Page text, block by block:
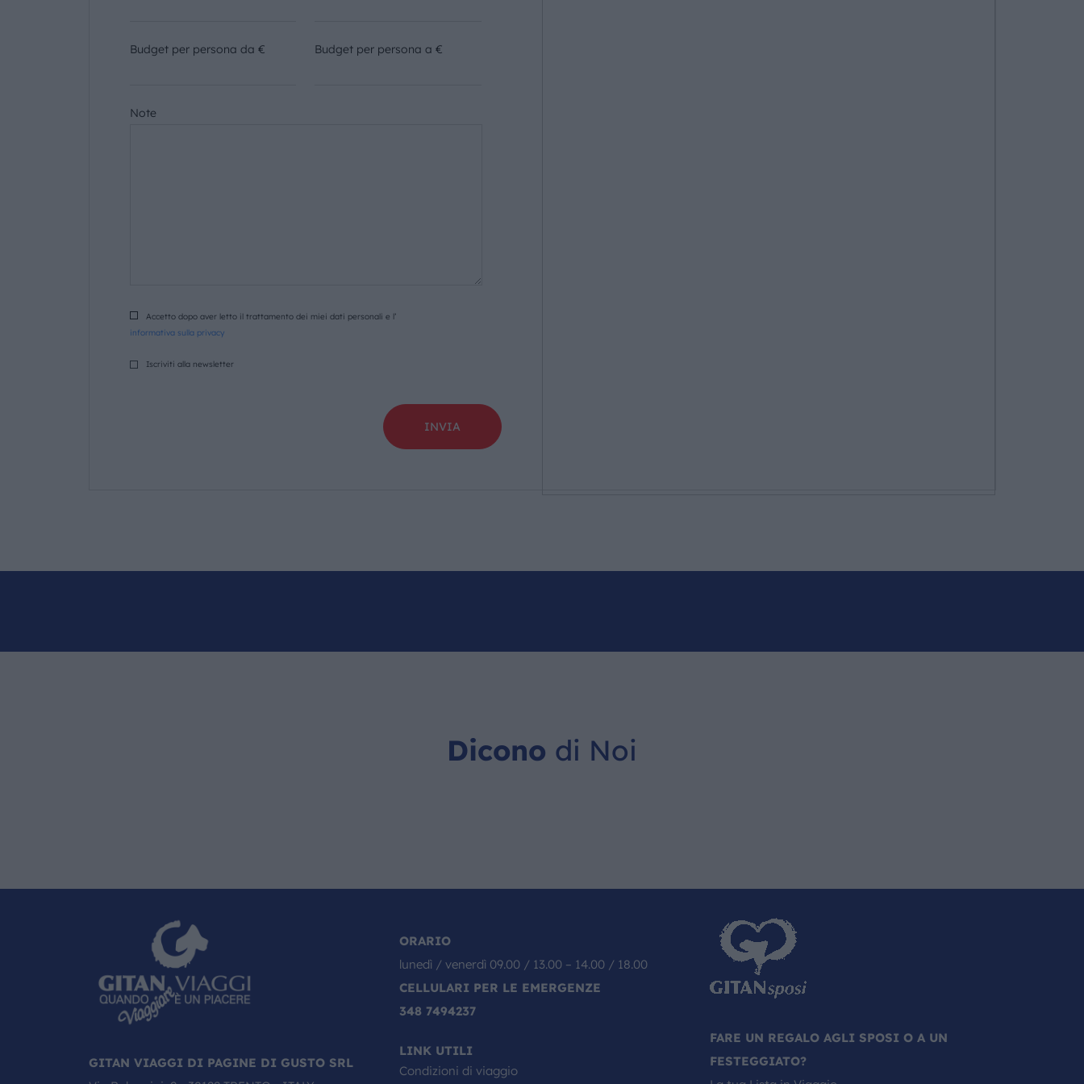
Budget per persona da € Budget per persona a €
Note
Accetto dopo aver letto il trattamento dei miei dati personali e l’
informativa sulla privacy
Iscriviti alla newsletter
Dicono di Noi
GITAN VIAGGI DI PAGINE DI GUSTO SRL
ORARIO
lunedì / venerdì 09.00 / 13.00 – 14.00 / 18.00
CELLULARI PER LE EMERGENZE
348 7494237
LINK UTILI
Condizioni di viaggio
FARE UN REGALO AGLI SPOSI O A UN
FESTEGGIATO?